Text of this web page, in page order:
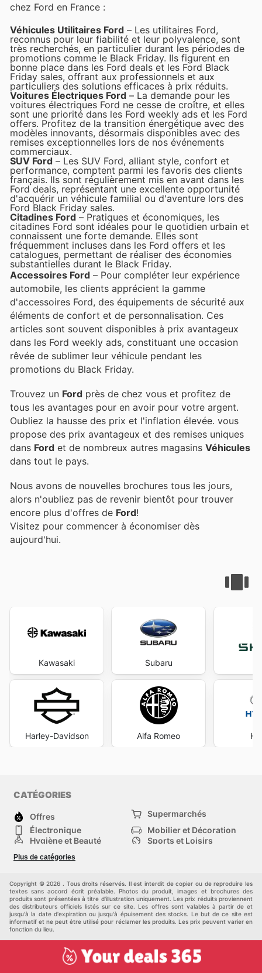
chez Ford en France :
Véhicules Utilitaires Ford – Les utilitaires Ford,
reconnus pour leur fiabilité et leur polyvalence, sont
très recherchés, en particulier durant les périodes de
promotions comme le Black Friday. Ils figurent en
bonne place dans les Ford deals et les Ford Black
Friday sales, offrant aux professionnels et aux
particuliers des solutions efficaces à prix réduits.
Voitures Électriques Ford – La demande pour les
voitures électriques Ford ne cesse de croître, et elles
sont une priorité dans les Ford weekly ads et les Ford
offers. Profitez de la transition énergétique avec des
modèles innovants, désormais disponibles avec des
remises exceptionnelles lors de nos événements
commerciaux.
SUV Ford – Les SUV Ford, alliant style, confort et
performance, comptent parmi les favoris des clients
français. Ils sont régulièrement mis en avant dans les
Ford deals, représentant une excellente opportunité
d'acquérir un véhicule familial ou d'aventure lors des
Ford Black Friday sales.
Citadines Ford – Pratiques et économiques, les
citadines Ford sont idéales pour le quotidien urbain et
connaissent une forte demande. Elles sont
fréquemment incluses dans les Ford offers et les
catalogues, permettant de réaliser des économies
substantielles durant le Black Friday.
Accessoires Ford – Pour compléter leur expérience
automobile, les clients apprécient la gamme
d'accessoires Ford, des équipements de sécurité aux
éléments de confort et de personnalisation. Ces
articles sont souvent disponibles à prix avantageux
dans les Ford weekly ads, constituant une occasion
rêvée de sublimer leur véhicule pendant les
promotions du Black Friday.
Trouvez un Ford près de chez vous et profitez de
tous les avantages pour en avoir pour votre argent.
Oubliez la hausse des prix et l'inflation élevée. vous
propose des prix avantageux et des remises uniques
dans Ford et de nombreux autres magasins Véhicules
dans tout le pays.
Nous avons de nouvelles brochures tous les jours,
alors n'oubliez pas de revenir bientôt pour trouver
encore plus d'offres de Ford!
Visitez pour commencer à économiser dès
aujourd'hui.
Kawasaki
Harley-Davidson
Subaru
Alfa Romeo
CATÉGORIES
Offres
Supermarchés
Électronique
Mobilier et Décoration
Hygiène et Beauté
Sports et Loisirs
Mode
Animalerie
maison
Plus de catégories
Copyright © 2026 . Tous droits réservés. Il est interdit de copier ou de reproduire les
textes sans accord écrit préalable. Photos du produit, images et brochures des
produits sont présentées à titre d'illustration uniquement. Les prix réduits proviennent
des distributeurs officiels listés sur ce site. Les offres sont valables à partir de et
jusqu'à la date d'expiration ou jusqu'à épuisement des stocks. Le but de ce site est
informatif et ne peut être utilisé pour réclamer les produits. Les prix peuvent varier en
fonction du lieu.